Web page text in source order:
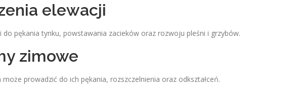
elewacji
do pękania tynku, powstawania zacieków oraz rozwoju pleśni i grzybów.
zimowe
prowadzić do ich pękania, rozszczelnienia oraz odkształceń.